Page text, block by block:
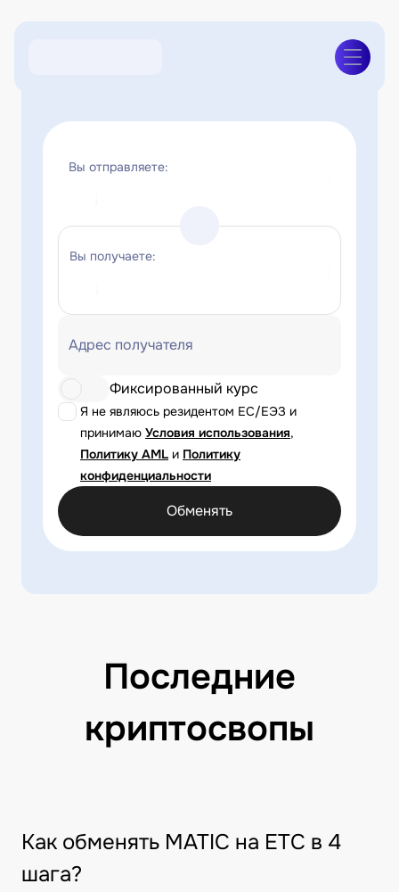
Вы отправляете:
Вы получаете:
Адрес получателя
Я не являюсь резидентом ЕС/ЕЭЗ и
принимаю Условия использования,
Политику AML и Политику
конфиденциальности
Фиксированный курс
Обменять
Последние
криптосвопы
Как обменять MATIC на ETC в 4
шага?